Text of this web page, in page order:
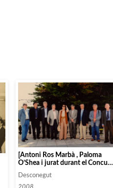
[Antoni Ros Marbà , Paloma
O’Shea i jurat durant el Concurs
Santander]
Desconegut